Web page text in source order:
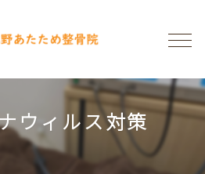
ウィルス対策